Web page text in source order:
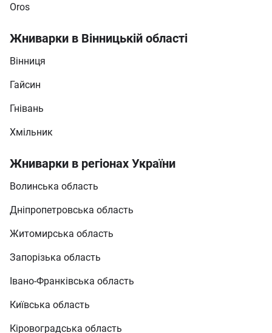
Oros
Жниварки в Вінницькій області
Вінниця
Гайсин
Гнівань
Хмільник
Жниварки в регіонах України
Волинська область
Дніпропетровська область
Житомирська область
Запорізька область
Івано-Франківська область
Київська область
Кіровоградська область